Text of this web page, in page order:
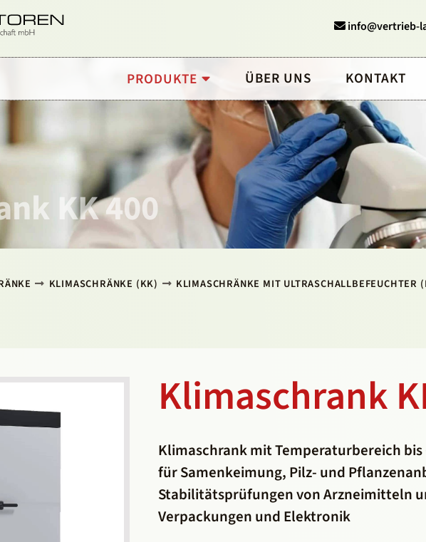
info@vertrieb-
KK 400
KLIMASCHRÄNKE (KK) KLIMASCHRÄNKE MIT ULTRASCHALLBEFEUCHTER
Klimaschrank
Klimaschrank mit Temperaturbereich
für Samenkeimung, Pilz- und
Stabilitätsprüfungen von Arzneimitteln
Verpackungen und Elektronik
PRODUKTE ÜBER UNS KONTAKT